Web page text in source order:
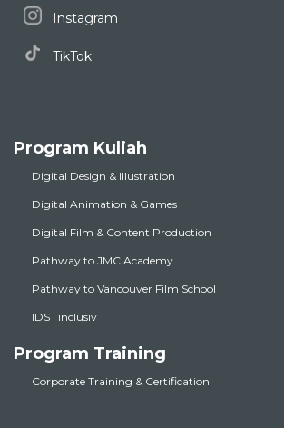
Instagram
TikTok
Program Kuliah
Digital Design & Illustration
Digital Animation & Games
Digital Film & Content Production
Pathway to JMC Academy
Pathway to Vancouver Film School
IDS | inclusiv
Program Training
Corporate Training & Certification